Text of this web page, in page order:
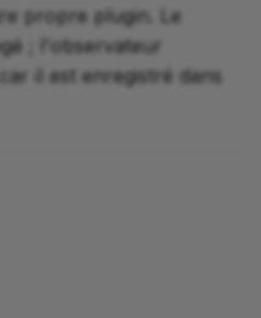
propre plugin. Le
; l'observateur
il est enregistré dans